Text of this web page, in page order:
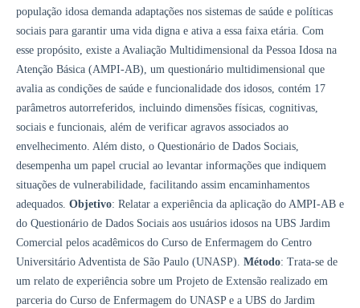
população idosa demanda adaptações nos sistemas de saúde e políticas
sociais para garantir uma vida digna e ativa a essa faixa etária. Com
esse propósito, existe a Avaliação Multidimensional da Pessoa Idosa na
Atenção Básica (AMPI-AB), um questionário multidimensional que
avalia as condições de saúde e funcionalidade dos idosos, contém 17
parâmetros autorreferidos, incluindo dimensões físicas, cognitivas,
sociais e funcionais, além de verificar agravos associados ao
envelhecimento. Além disto, o Questionário de Dados Sociais,
desempenha um papel crucial ao levantar informações que indiquem
situações de vulnerabilidade, facilitando assim encaminhamentos
adequados. Objetivo: Relatar a experiência da aplicação do AMPI-AB e
do Questionário de Dados Sociais aos usuários idosos na UBS Jardim
Comercial pelos acadêmicos do Curso de Enfermagem do Centro
Universitário Adventista de São Paulo (UNASP). Método: Trata-se de
um relato de experiência sobre um Projeto de Extensão realizado em
parceria do Curso de Enfermagem do UNASP e a UBS do Jardim